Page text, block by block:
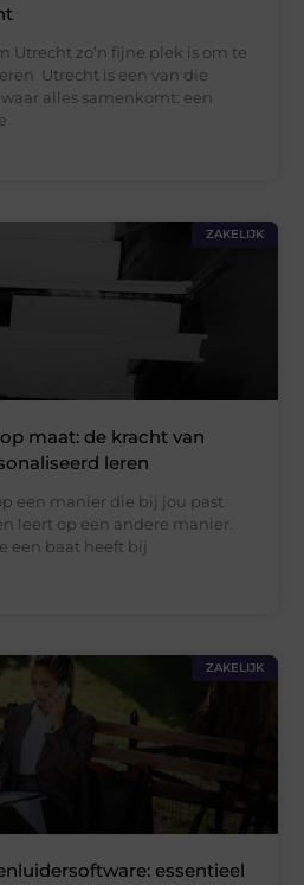
Utrecht zo’n fijne plek is om te
Utrecht is een van die
alles samenkomt: een
ZAKELIJK
maat: de kracht van
leren
een manier die bij jou past
leert op een andere manier.
een baat heeft bij
ZAKELIJK
essentieel